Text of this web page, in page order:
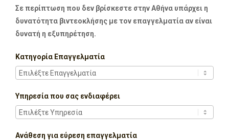
Σε περίπτωση που δεν βρίσκεστε στην Αθήνα υπάρχει η
δυνατότητα βιντεοκλήσης με τον επαγγελματία αν είναι
δυνατή η εξυπηρέτηση.
Κατηγορία Επαγγελματία
Υπηρεσία που σας ενδιαφέρει
Ανάθεση για εύρεση επαγγελματία